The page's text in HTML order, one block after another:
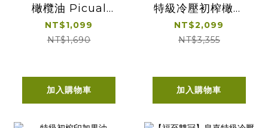
橄欖油 Picual
500ml 單入經典提
盒
NT$1,099
NT$1,690
加入購物車
特級冷壓初榨橄欖
油 500ml 雙入經
典提盒
NT$2,099
NT$3,355
加入購物車